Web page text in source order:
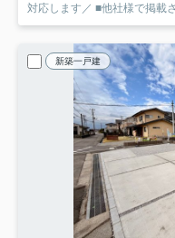
対応します／ ■他社様で掲載
新築一戸建